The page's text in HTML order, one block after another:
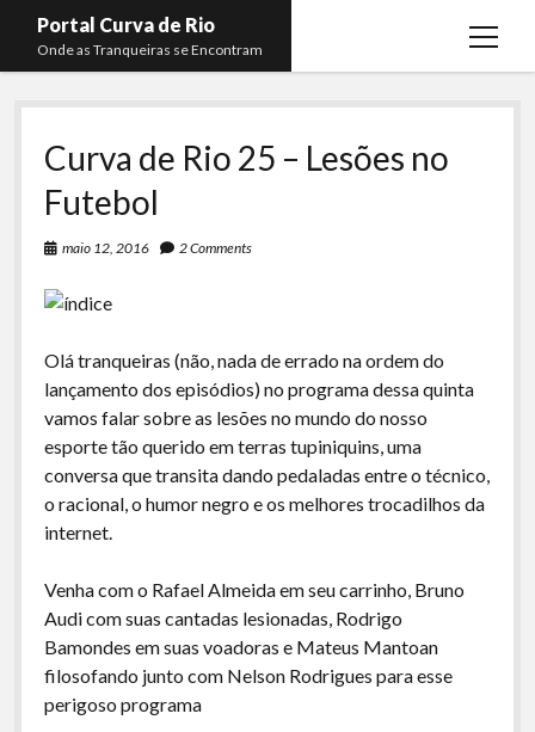
Portal Curva de Rio
Onde as Tranqueiras se Encontram
open
Podcasts open
Curva de Rio
Curva Belas Artes
Curva Classics
Boca do Lixo
Rachão na Beira do RIo
Arquivo CDR
Papo Tranqueira
A Ripa É a Lei
Especiais
Preliminares
Membros open
Almir Ribeiro
Felype Silva
Mateus Mantoan
Rafael Almeida
twitterfacebookinstagram
Curva de Rio 25 – Lesões no
Futebol
maio 12, 2016 2 Comments
Olá tranqueiras (não, nada de errado na ordem do
lançamento dos episódios) no programa dessa quinta
vamos falar sobre as lesões no mundo do nosso
esporte tão querido em terras tupiniquins, uma
conversa que transita dando pedaladas entre o técnico,
o racional, o humor negro e os melhores trocadilhos da
internet.
Venha com o Rafael Almeida em seu carrinho, Bruno
Audi com suas cantadas lesionadas, Rodrigo
Bamondes em suas voadoras e Mateus Mantoan
filosofando junto com Nelson Rodrigues para esse
perigoso programa